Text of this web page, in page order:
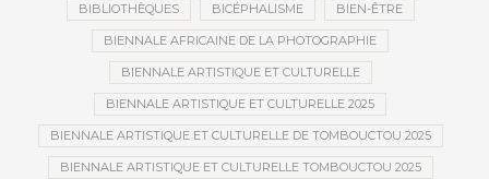
BIBLIOTHÈQUES BICÉPHALISME BIEN-ÊTRE
BIENNALE AFRICAINE DE LA PHOTOGRAPHIE
BIENNALE ARTISTIQUE ET CULTURELLE
BIENNALE ARTISTIQUE ET CULTURELLE 2025
BIENNALE ARTISTIQUE ET CULTURELLE DE TOMBOUCTOU 2025
BIENNALE ARTISTIQUE ET CULTURELLE TOMBOUCTOU 2025